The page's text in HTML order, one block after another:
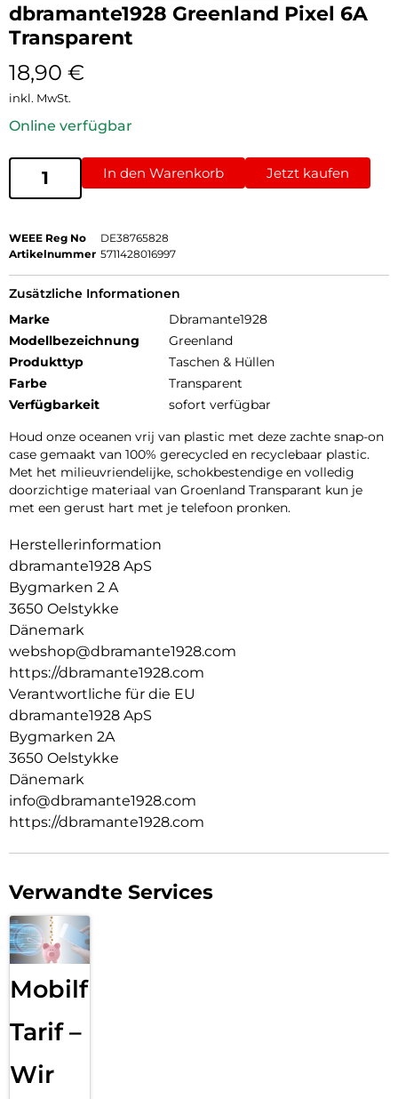
dbramante1928 Greenland Pixel 6A
Transparent
18,90 €
inkl. MwSt.
Online verfügbar
In den Warenkorb Jetzt kaufen
WEEE Reg No
DE38765828
Artikelnummer 5711428016997
Zusätzliche Informationen
Marke
Dbramante1928
Modellbezeichnung
Greenland
Produkttyp
Taschen & Hüllen
Farbe
Transparent
Verfügbarkeit
sofort verfügbar
Houd onze oceanen vrij van plastic met deze zachte snap-on
case gemaakt van 100% gerecycled en recyclebaar plastic.
Met het milieuvriendelijke, schokbestendige en volledig
doorzichtige materiaal van Groenland Transparant kun je
met een gerust hart met je telefoon pronken.
Herstellerinformation
dbramante1928 ApS
Bygmarken 2 A
3650 Oelstykke
Dänemark
webshop@dbramante1928.com
https://dbramante1928.com
Verantwortliche für die EU
dbramante1928 ApS
Bygmarken 2A
3650 Oelstykke
Dänemark
info@dbramante1928.com
https://dbramante1928.com
Verwandte Services
Mobilfunk
Tarif –
Wir